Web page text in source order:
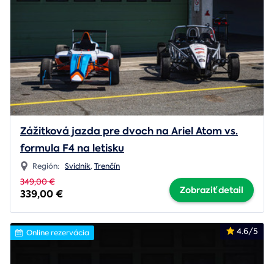
Zážitková jazda pre dvoch na Ariel Atom vs.
formula F4 na letisku
Región: Svidník,Trenčín
349,00 €
339,00 € Zobraziť detail
4.6/5
Online rezervácia